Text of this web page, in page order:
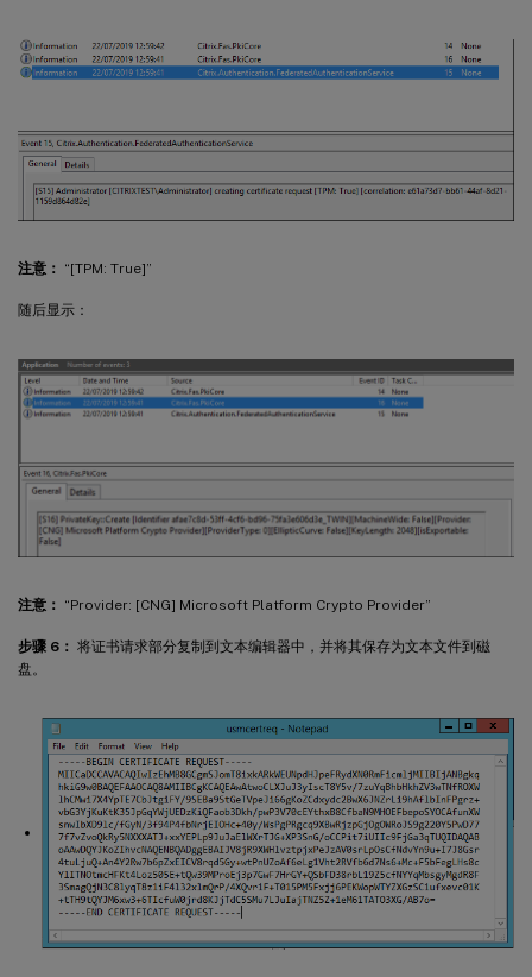
注意： “[TPM: True]”
随后显示：
注意： “Provider: [CNG] Microsoft Platform Crypto Provider”
步骤 6： 将证书请求部分复制到文本编辑器中，并将其保存为文本文件到磁
盘。